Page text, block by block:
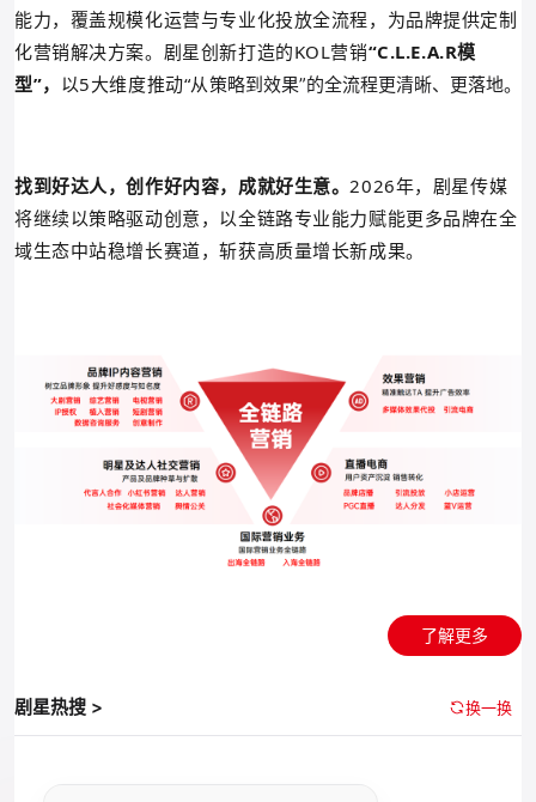
能力，覆盖规模化运营与专业化投放全流程，为品牌提供定制
化营销解决方案。剧星创新打造的KOL营销“C.L.E.A.R模
型”， 以5大维度推动“从策略到效果”的全流程更清晰、更落地。
找到好达人，创作好内容，成就好生意。 2026年，剧星传媒
将继续以策略驱动创意，以全链路专业能力赋能更多品牌在全
域生态中站稳增长赛道，斩获高质量增长新成果。
了解更多
剧星热搜 > 换一换